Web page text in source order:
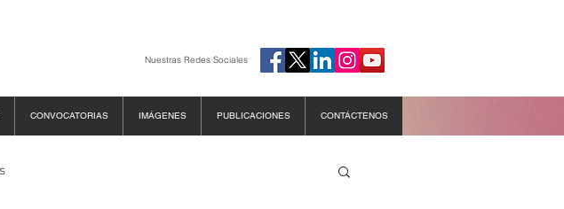
Nuestras Redes Sociales
CONVOCATORIAS IMÁGENES PUBLICACIONES CONTÁCTENOS